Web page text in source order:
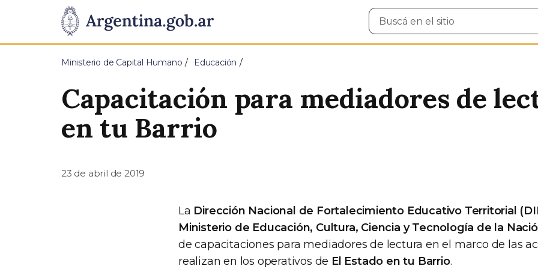
Presidencia
de
Pasar al contenido principal
Buscar
en
Ministerio de Capital Humano Educación
Capacitación para mediadores de
en tu Barrio
23 de abril de 2019
La Dirección Nacional de Fortalecimiento Educativo Territorial
Ministerio de Educación, Cultura, Ciencia y Tecnología de la
de capacitaciones para mediadores de lectura en el marco de las
realizan en los operativos de El Estado en tu Barrio.